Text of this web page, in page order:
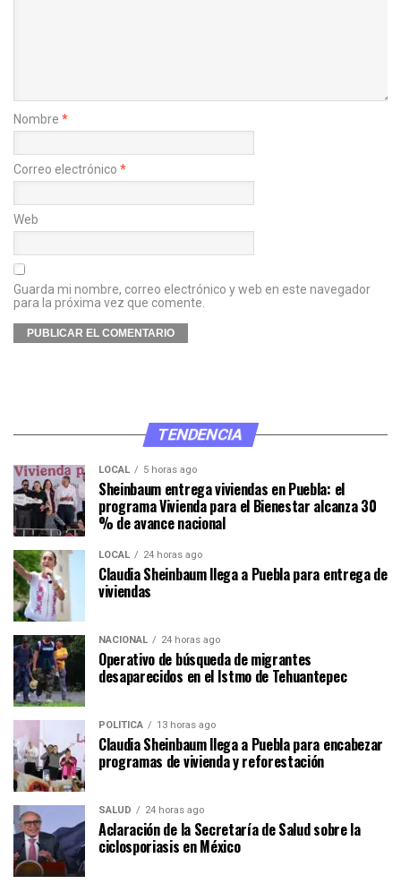
Nombre *
Correo electrónico *
Web
Guarda mi nombre, correo electrónico y web en este navegador
para la próxima vez que comente.
TENDENCIA
LOCAL 5 horas ago
Sheinbaum entrega viviendas en Puebla: el
programa Vivienda para el Bienestar alcanza 30
% de avance nacional
LOCAL 24 horas ago
Claudia Sheinbaum llega a Puebla para entrega de
viviendas
NACIONAL 24 horas ago
Operativo de búsqueda de migrantes
desaparecidos en el Istmo de Tehuantepec
POLÍTICA 13 horas ago
Claudia Sheinbaum llega a Puebla para encabezar
programas de vivienda y reforestación
SALUD 24 horas ago
Aclaración de la Secretaría de Salud sobre la
ciclosporiasis en México